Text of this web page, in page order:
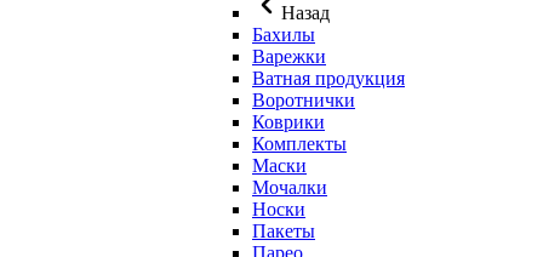
Назад
Бахилы
Варежки
Ватная продукция
Воротнички
Коврики
Комплекты
Маски
Мочалки
Носки
Пакеты
Парео